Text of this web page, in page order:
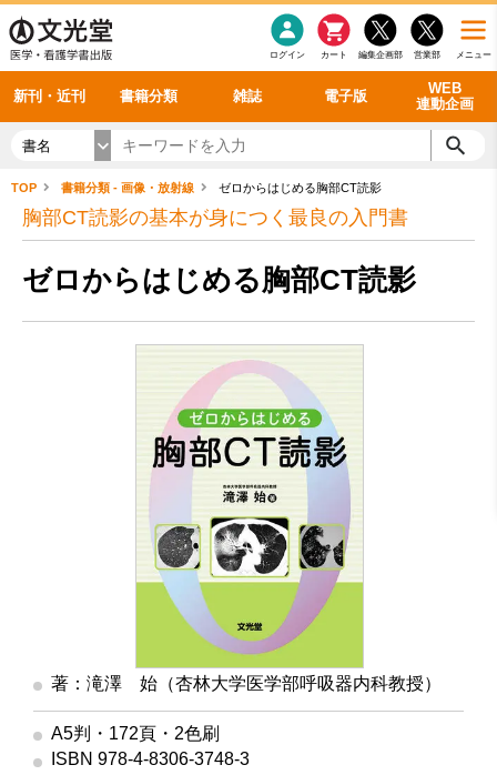
メニュー
営業部
編集企画部
カート
ログイン
新刊・近刊 書籍分類 雑誌 電子版
WEB
連動企画
感染症 老年医学
看護・介護
呼吸器
循環器
シリーズ一覧
雑誌投稿規定
理学療法
雑誌案内・年間購読 最新号 バックナンバー
電子書籍
電子雑誌
書籍「データに基づく臨床動作分析」WEB動画
書籍「眼手術学」WEB動画
書籍「神経症候学 II 改訂第二版」 WEB動画
新刊一覧
今後の発行予定
書名
TOP 書籍分類 - 画像・放射線 ゼロからはじめる胸部CT読影
胸部CT読影の基本が身につく最良の入門書
ゼロからはじめる胸部CT読影
著：滝澤 始（杏林大学医学部呼吸器内科教授）
A5判・172頁・2色刷
ISBN 978-4-8306-3748-3